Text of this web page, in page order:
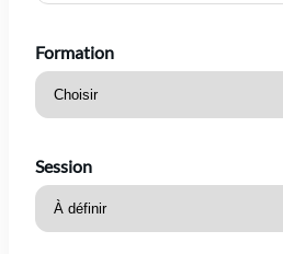
Formation
Session